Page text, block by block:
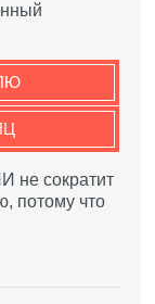
не сократит
потому что